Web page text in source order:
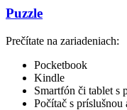
Puzzle
Prečítate na zariadeniach:
Pocketbook
Kindle
Smartfón či tablet s
Počítač s príslušnou